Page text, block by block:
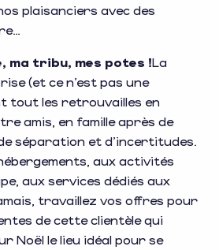
plaisanciers avec des
ma tribu, mes potes !La
(et ce n’est pas une
tout les retrouvailles en
amis, en famille après de
séparation et d’incertitudes.
aux activités
aux services dédiés aux
travaillez vos offres pour
de cette clientèle qui
Noël le lieu idéal pour se